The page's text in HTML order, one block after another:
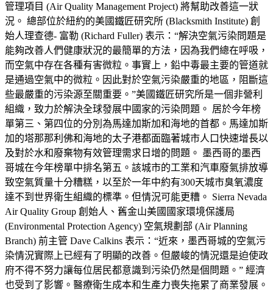
管理項目 (Air Quality Management Project) 將幫助改善這一狀
況。 總部位於紐約的美國鐵匠研究所 (Blacksmith Institute) 創
始人理查德- 富勒 (Richard Fuller) 表示：“解決空氣污染問題是
能夠改善人們健康狀況的最簡單的方法，因為我們總在呼吸，
而空氣中存在各種有害微粒。事實上，鉛中毒最主要的管道就
是通過空氣中的微粒。因此對於空氣污染嚴重的地區，阻斷這
些最嚴重的污染源至關重要。”美國鐵匠研究所是一個非營利
組織，致力於解決全球發展中國家的污染問題。 居於今年榜
單第三、第四位的分別為馬達加斯加和海地的首都。馬達加斯
加的塔那那利佛和海地的太子港都面臨著城市人口快速增長以
及對於水和廢棄物有效管理需求日增的問題。 墨西哥的墨西
哥城在今年榜單中排名第五。該城市的工業和汽車廢氣排放導
致空氣質量十分糟糕，以至於一年中約有300天城市臭氧濃度
達不到世界衛生組織的標準。但情況可能更糟。 Sierra Nevada
Air Quality Group 創始人、舊金山美國國家環境保護局
(Environmental Protection Agency) 空氣規劃部 (Air Planning
Branch) 前主管 Dave Calkins 表示：“近來，墨西哥城的空氣污
染情況實際上已經有了明顯的改善。但嚴峻的情況還是迫使政
府不得不努力讓每位居民都意識到污染仍然是個問題。” 經濟
也受到了影響。醫療衛生成本和生產力喪失拖累了商業發展。